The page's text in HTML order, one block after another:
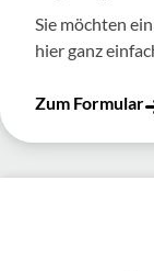
Sie möchten
hier ganz
Zum Formular